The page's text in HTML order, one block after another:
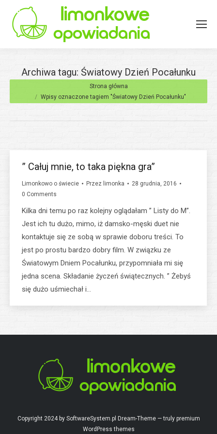
Archiwa tagu: Światowy Dzień Pocałunku
Strona główna
Wpisy oznaczone tagiem "Światowy Dzień Pocałunku"
” Całuj mnie, to taka piękna gra”
Limonkowo o świecie Przez limonka
28 grudnia, 2016
0 Comments
Kilka dni temu po raz kolejny oglądałam ” Listy do M”.
Jest ich tu dużo, mimo, iż damsko-męski duet nie
kontaktuje się ze sobą w sprawie doboru treści. To
jest po prostu bardzo dobry film. W związku ze
Światowym Dniem Pocałunku, przypomniała mi się
jedna scena. Składanie życzeń świątecznych. ” Żebyś
się dużo uśmiechał i…
Copyright 2024 by SoftwareSystem.pl Dream-Theme — truly premium
WordPress themes